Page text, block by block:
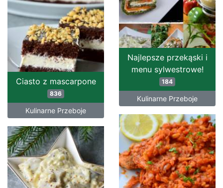
Najlepsze przekąski i
menu sylwestrowe!
184
Kulinarne Przeboje
Ciasto z mascarpone
836
Kulinarne Przeboje